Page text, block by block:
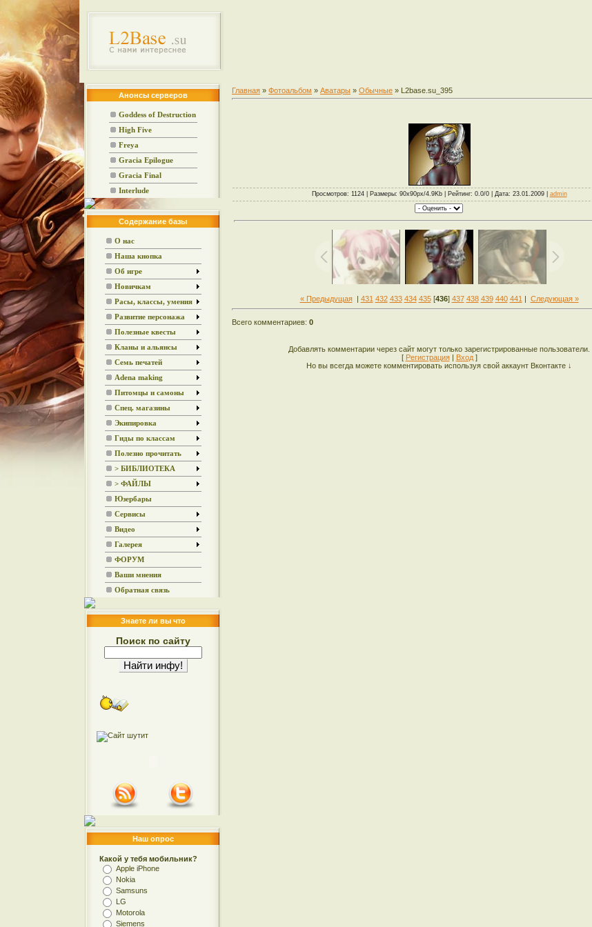
Анонсы серверов
Goddess of Destruction
High Five
Freya
Gracia Epilogue
Gracia Final
Interlude
Содержание базы
О нас
Наша кнопка
Об игре
Новичкам
Расы, классы, умения
Развитие персонажа
Полезные квесты
Кланы и альянсы
Семь печатей
Adena making
Питомцы и самоны
Спец. магазины
Экипировка
Гиды по классам
Полезно прочитать
> БИБЛИОТЕКА
> ФАЙЛЫ
Юзербары
Сервисы
Видео
Галерея
ФОРУМ
Ваши мнения
Обратная связь
Знаете ли вы что
Поиск по сайту
Наш опрос
Какой у тебя мобильник?
Apple iPhone
Nokia
Samsuns
LG
Motorola
Siemens
Главная » Фотоальбом » Аватары » Обычные » L2base.su_395
Просмотров: 1124 | Размеры: 90x90px/4.9Kb | Рейтинг: 0.0/0 | Дата: 23.01.2009 | admin
« Предыдущая| 431 432 433 434 435[436] 437 438 439 440 441 | Следующая »
Всего комментариев: 0
Добавлять комментарии через сайт могут только зарегистрированные пользователи.
[ Регистрация| Вход]
Но вы всегда можете комментировать используя свой аккаунт Вконтакте ↓